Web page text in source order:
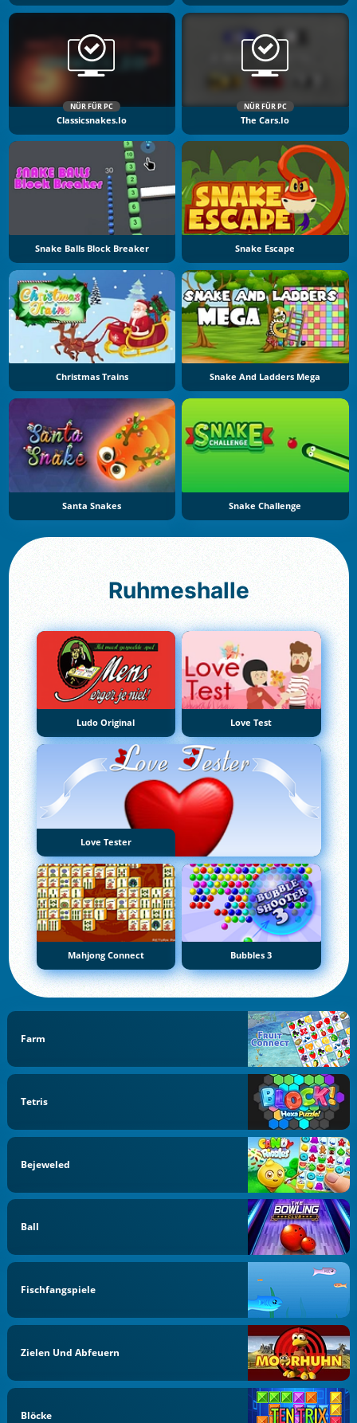
NÜR FÜR PC
Classicsnakes.io
NÜR FÜR PC
The Cars.io
Snake Balls Block Breaker Snake Escape
Christmas Trains Snake And Ladders Mega
Santa Snakes Snake Challenge
Ruhmeshalle
Ludo Original Love Test
Love Tester
Mahjong Connect Bubbles 3
Farm
Tetris
Bejeweled
Ball
Fischfangspiele
Zielen Und Abfeuern
Blöcke